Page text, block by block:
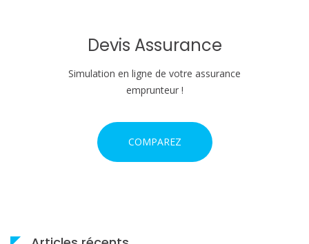
Devis Assurance
Simulation en ligne de votre assurance
emprunteur !
COMPAREZ